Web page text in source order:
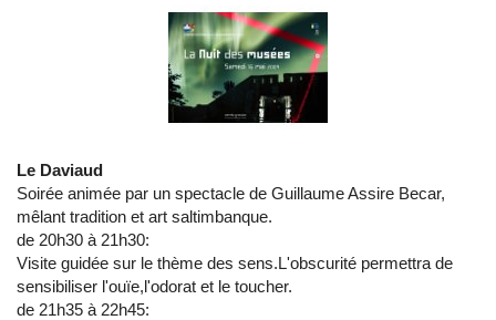
Le Daviaud
Soirée animée par un spectacle de Guillaume Assire Becar,
mêlant tradition et art saltimbanque.
de 20h30 à 21h30:
Visite guidée sur le thème des sens.L'obscurité permettra de
sensibiliser l'ouïe,l'odorat et le toucher.
de 21h35 à 22h45: